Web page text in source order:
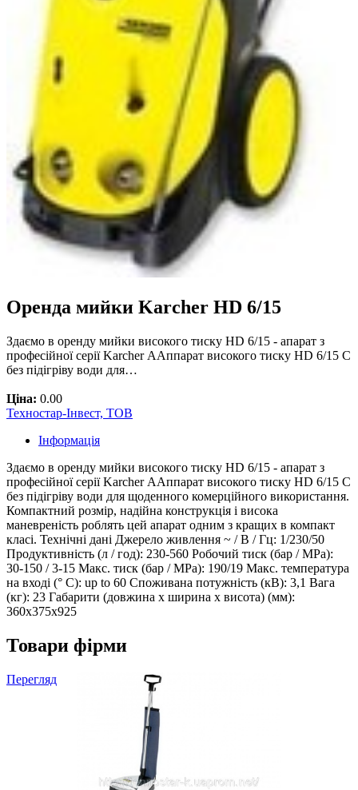
Оренда мийки Karcher HD 6/15
Здаємо в оренду мийки високого тиску HD 6/15 - апарат з
професійної серії Karcher ААппарат високого тиску HD 6/15 C
без підігріву води для…
Ціна: 0.00
Техностар-Інвест, ТОВ
Інформація
Здаємо в оренду мийки високого тиску HD 6/15 - апарат з
професійної серії Karcher ААппарат високого тиску HD 6/15 C
без підігріву води для щоденного комерційного використання.
Компактний розмір, надійна конструкція і висока
маневреність роблять цей апарат одним з кращих в компакт
класі. Технічні дані Джерело живлення ~ / В / Гц: 1/230/50
Продуктивність (л / год): 230-560 Робочий тиск (бар / MPa):
30-150 / 3-15 Макс. тиск (бар / MPa): 190/19 Макс. температура
на вході (° C): up to 60 Споживана потужність (кВ): 3,1 Вага
(кг): 23 Габарити (довжина х ширина х висота) (мм):
360x375x925
Товари фірми
Перегляд